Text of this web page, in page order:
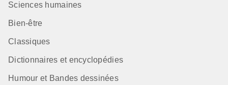
Sciences humaines
Bien-être
Classiques
Dictionnaires et encyclopédies
Humour et Bandes dessinées